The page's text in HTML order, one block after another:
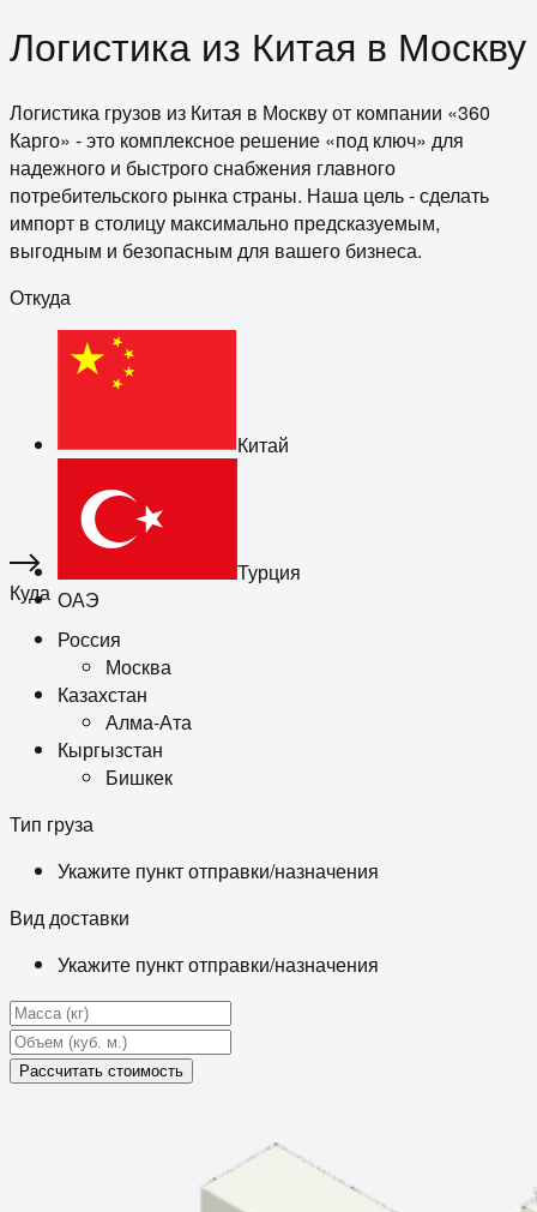
Логистика из Китая в Москву
Логистика грузов из Китая в Москву от компании «360
Карго» - это комплексное решение «под ключ» для
надежного и быстрого снабжения главного
потребительского рынка страны. Наша цель - сделать
импорт в столицу максимально предсказуемым,
выгодным и безопасным для вашего бизнеса.
Откуда
Китай
Турция
ОАЭ
Куда
Россия
Москва
Казахстан
Алма-Ата
Кыргызстан
Бишкек
Тип груза
Укажите пункт отправки/назначения
Вид доставки
Укажите пункт отправки/назначения
Рассчитать стоимость